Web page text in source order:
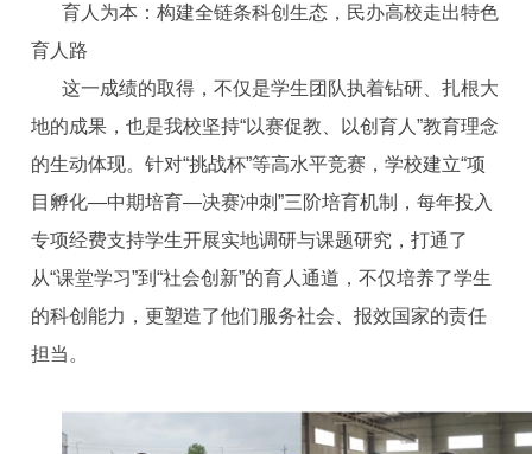
育人为本：构建全链条科创生态，民办高校走出特色
育人路
这一成绩的取得，不仅是学生团队执着钻研、扎根大
地的成果，也是我校坚持“以赛促教、以创育人”教育理念
的生动体现。针对“挑战杯”等高水平竞赛，学校建立“项
目孵化—中期培育—决赛冲刺”三阶培育机制，每年投入
专项经费支持学生开展实地调研与课题研究，打通了
从“课堂学习”到“社会创新”的育人通道，不仅培养了学生
的科创能力，更塑造了他们服务社会、报效国家的责任
担当。